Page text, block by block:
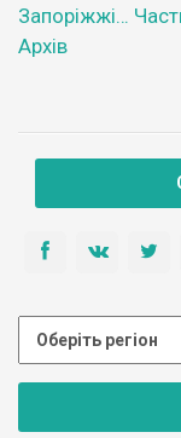
Запоріжжі…
Архів